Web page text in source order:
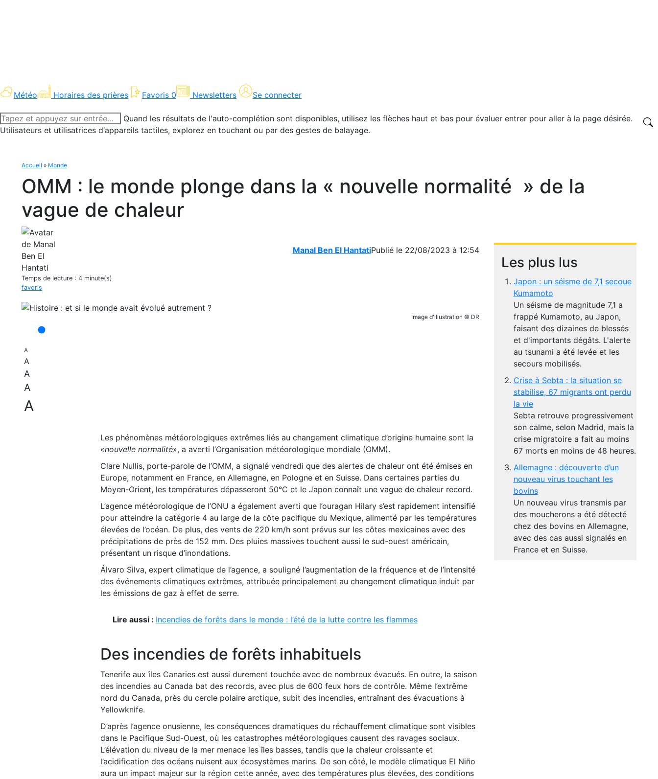
Météo Horaires des prières Favoris 0 Newsletters Se connecter
Recherche
:
Quand les résultats de l'auto-complétion sont disponibles, utilisez les flèches haut et bas pour évaluer entrer pour aller à la page désirée.
Utilisateurs et utilisatrices d‘appareils tactiles, explorez en touchant ou par des gestes de balayage.
Accueil » Monde
OMM : le monde plonge dans la « nouvelle normalité » de la
vague de chaleur
Manal Ben El HantatiPublié le 22/08/2023 à 12:54
Temps de lecture : 4 minute(s)
favoris
Image d'illustration © DR
A
A
A
A
A
Les phénomènes météorologiques extrêmes liés au changement climatique d’origine humaine sont la
«nouvelle normalité», a averti l’Organisation météorologique mondiale (OMM).
Clare Nullis, porte-parole de l’OMM, a signalé vendredi que des alertes de chaleur ont été émises en
Europe, notamment en France, en Allemagne, en Pologne et en Suisse. Dans certaines parties du
Moyen-Orient, les températures dépasseront 50°C et le Japon connaît une vague de chaleur record.
L’agence météorologique de l’ONU a également averti que l’ouragan Hilary s’est rapidement intensifié
pour atteindre la catégorie 4 au large de la côte pacifique du Mexique, alimenté par les températures
élevées de l’océan. De plus, des vents de 220 km/h sont prévus sur les côtes mexicaines avec des
précipitations de près de 152 mm. Des pluies massives touchent aussi le sud-ouest américain,
présentant un risque d’inondations.
Álvaro Silva, expert climatique de l’agence, a souligné l’augmentation de la fréquence et de l’intensité
des événements climatiques extrêmes, attribuée principalement au changement climatique induit par
les émissions de gaz à effet de serre.
Lire aussi : Incendies de forêts dans le monde : l’été de la lutte contre les flammes
Des incendies de forêts inhabituels
Tenerife aux îles Canaries est aussi durement touchée avec de nombreux évacués. En outre, la saison
des incendies au Canada bat des records, avec plus de 600 feux hors de contrôle. Même l’extrême
nord du Canada, près du cercle polaire arctique, subit des incendies, entraînant des évacuations à
Yellowknife.
D’après l’agence onusienne, les conséquences dramatiques du réchauffement climatique sont visibles
dans le Pacifique Sud-Ouest, où les catastrophes météorologiques causent des ravages sociaux.
L’élévation du niveau de la mer menace les îles basses, tandis que la chaleur croissante et
l’acidification des océans nuisent aux écosystèmes marins. De son côté, le modèle climatique El Niño
aura un impact majeur sur la région cette année, avec des températures plus élevées, des conditions
Les plus lus
Japon : un séisme de 7,1 secoue
Kumamoto
Un séisme de magnitude 7,1 a
frappé Kumamoto, au Japon,
faisant des dizaines de blessés
et d'importants dégâts. L'alerte
au tsunami a été levée et les
secours mobilisés.
Crise à Sebta : la situation se
stabilise, 67 migrants ont perdu
la vie
Sebta retrouve progressivement
son calme, selon Madrid, mais la
crise migratoire a fait au moins
67 morts en moins de 48 heures.
Allemagne : découverte d’un
nouveau virus touchant les
bovins
Un nouveau virus transmis par
des moucherons a été détecté
chez des bovins en Allemagne,
avec des cas aussi signalés en
France et en Suisse.